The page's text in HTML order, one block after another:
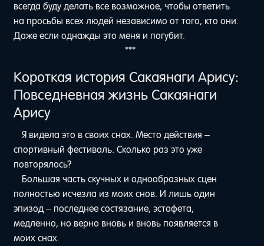
всегда буду делать все возможное, чтобы ответить
на просьбы всех людей независимо от того, кто они.
Даже если однажды это меня и погубит.
***
Короткая история Сакаянаги Арису:
Повседневная жизнь Сакаянаги
Арису
Я видела это в своих снах. Место действия –
спортивный фестиваль. Сколько раз это уже
повторялось?
Большая часть скучных и однообразных сцен
полностью исчезла из моих снов. И лишь один
эпизод – последнее состязание, эстафета,
медленно, но верно вновь и вновь появляется в
моих снах.